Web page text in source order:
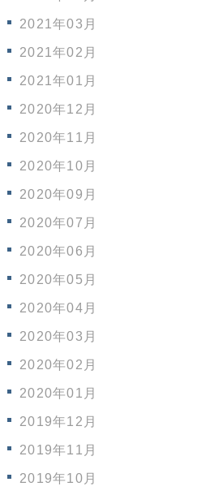
2021年03月
2021年02月
2021年01月
2020年12月
2020年11月
2020年10月
2020年09月
2020年07月
2020年06月
2020年05月
2020年04月
2020年03月
2020年02月
2020年01月
2019年12月
2019年11月
2019年10月